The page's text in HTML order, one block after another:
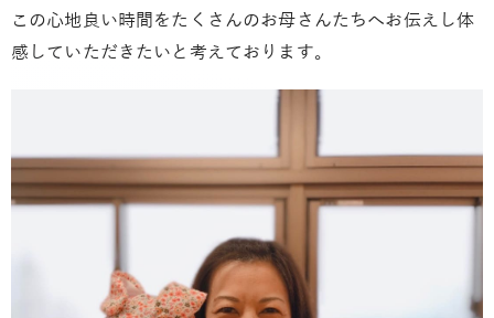
この心地良い時間をたくさんのお母さんたちへお伝えし体
感していただきたいと考えております。